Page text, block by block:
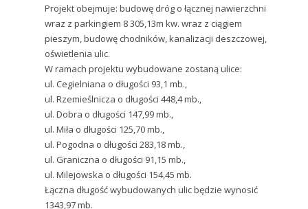
Projekt obejmuje: budowę dróg o łącznej nawierzchni
wraz z parkingiem 8 305,13m kw. wraz z ciągiem
pieszym, budowę chodników, kanalizacji deszczowej,
oświetlenia ulic.
W ramach projektu wybudowane zostaną ulice:
ul. Cegielniana o długości 93,1 mb.,
ul. Rzemieślnicza o długości 448,4 mb.,
ul. Dobra o długości 147,99 mb.,
ul. Miła o długości 125,70 mb.,
ul. Pogodna o długości 283,18 mb.,
ul. Graniczna o długości 91,15 mb.,
ul. Milejowska o długości 154,45 mb.
Łączna długość wybudowanych ulic będzie wynosić
1343,97 mb.